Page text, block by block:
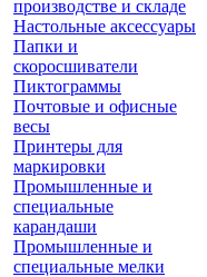
производстве и складе
Настольные аксессуары
Папки и
скоросшиватели
Пиктограммы
Почтовые и офисные
весы
Принтеры для
маркировки
Промышленные и
специальные
карандаши
Промышленные и
специальные мелки